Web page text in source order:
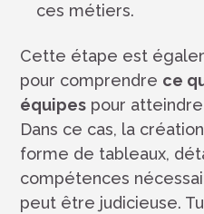
ces métiers.
Cette étape est
pour comprendre ce
équipes pour
Dans ce cas, la création
forme de tableaux,
compétences
peut être judicieuse.